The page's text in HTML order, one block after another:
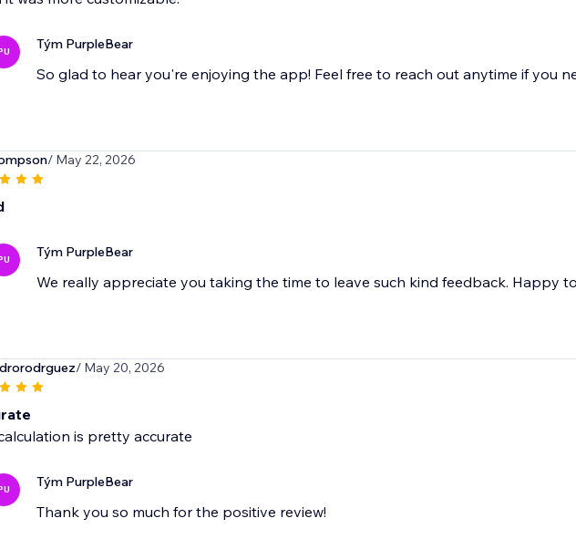
Tým PurpleBear
So glad to hear you're enjoying the app! Feel free to reach out anytime if you
/ May 22, 2026
Tým PurpleBear
We really appreciate you taking the time to leave such kind feedback. Happy
/ May 20, 2026
is pretty accurate
Tým PurpleBear
Thank you so much for the positive review!